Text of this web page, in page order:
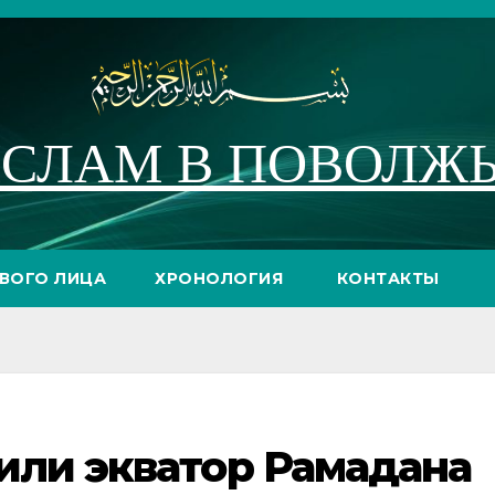
В
ЛИЦА ХРОНОЛОГИЯ КОНТАКТЫ
экватор Рамадана